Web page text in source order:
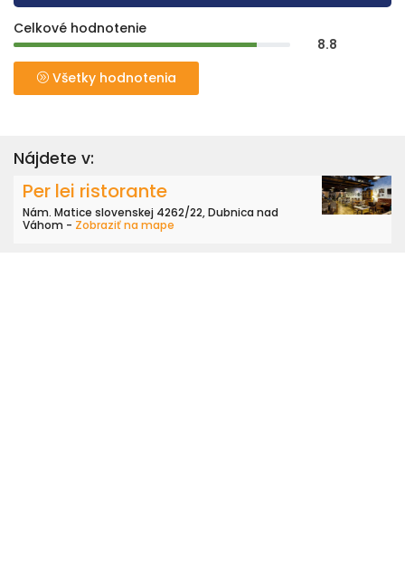
Celkové hodnotenie
8.8
Všetky hodnotenia
Nájdete v:
Per lei ristorante
Nám. Matice slovenskej 4262/22, Dubnica nad
Váhom - Zobraziť na mape